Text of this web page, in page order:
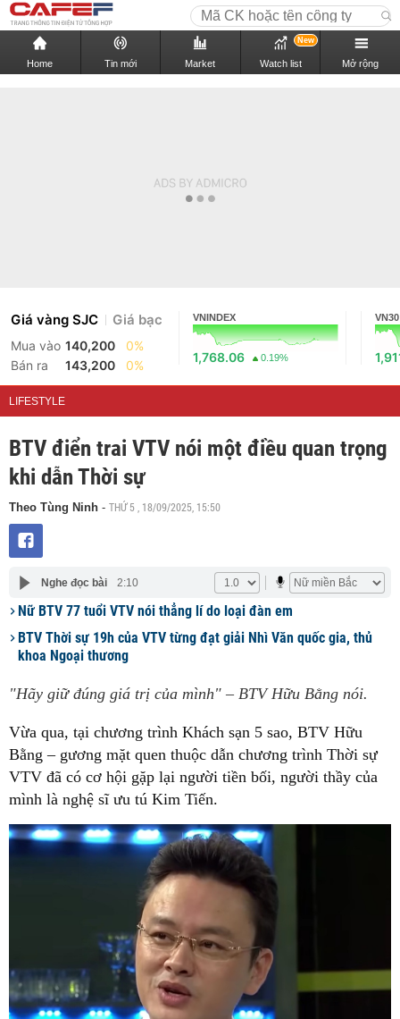
Home Tin mới Market Watch list
New
Mở rộng
Giá vàng SJC Giá bạc
Mua vào 140,200
0%
Bán ra
143,200 0%
VNINDEX
1,768.06 0.19%
VN30
LIFESTYLE
BTV điển trai VTV nói một điều quan trọng
khi dẫn Thời sự
Theo Tùng Ninh - THỨ 5 , 18/09/2025, 15:50
Nghe đọc bài 2:10
Nữ BTV 77 tuổi VTV nói thẳng lí do loại đàn em
BTV Thời sự 19h của VTV từng đạt giải Nhì Văn quốc gia, thủ
khoa Ngoại thương
"Hãy giữ đúng giá trị của mình" – BTV Hữu Bằng nói.
Vừa qua, tại chương trình Khách sạn 5 sao, BTV Hữu
Bằng – gương mặt quen thuộc dẫn chương trình Thời sự
VTV đã có cơ hội gặp lại người tiền bối, người thầy của
mình là nghệ sĩ ưu tú Kim Tiến.